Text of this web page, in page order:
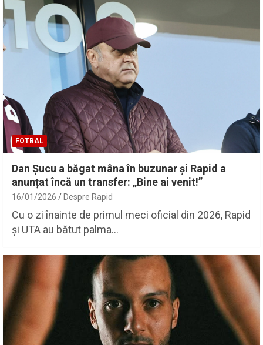
FOTBAL
Dan Șucu a băgat mâna în buzunar și Rapid a
anunțat încă un transfer: „Bine ai venit!”
16/01/2026 Despre Rapid
Cu o zi înainte de primul meci oficial din 2026, Rapid
și UTA au bătut palma…